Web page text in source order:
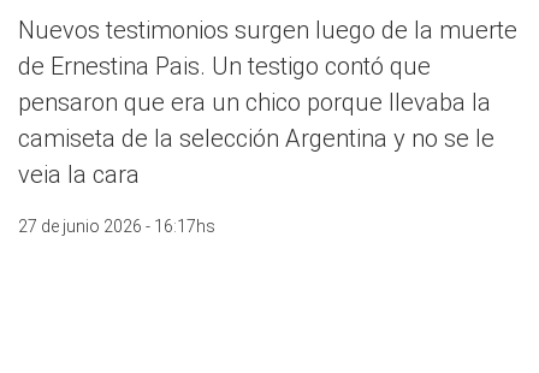
Nuevos testimonios surgen luego de la muerte
de Ernestina Pais. Un testigo contó que
pensaron que era un chico porque llevaba la
camiseta de la selección Argentina y no se le
veia la cara
27 de junio 2026 - 16:17hs